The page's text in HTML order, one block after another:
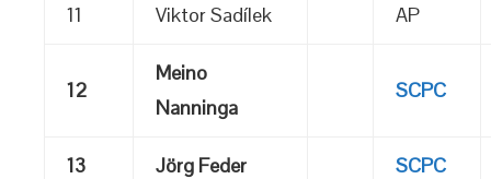
11 Viktor Sadílek AP
12
Meino
Nanninga
SCPC
13 Jörg Feder SCPC